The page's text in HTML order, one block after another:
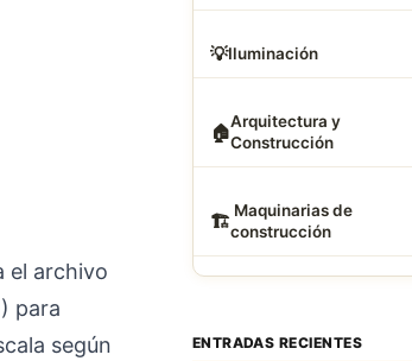
el archivo
para
según
💡Iluminación
🏠Arquitectura y
Construcción
🏗 ️ Maquinarias de
construcción
ENTRADAS RECIENTES